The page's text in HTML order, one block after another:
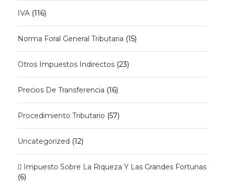
IVA (116)
Norma Foral General Tributaria (15)
Otros Impuestos Indirectos (23)
Precios De Transferencia (16)
Procedimiento Tributario (57)
Uncategorized (12)
 Impuesto Sobre La Riqueza Y Las Grandes Fortunas
(6)